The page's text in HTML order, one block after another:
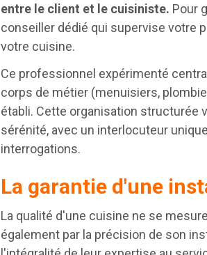
entre le client et le cuisiniste. Pour
conseiller dédié qui supervise votre
votre cuisine.
Ce professionnel expérimenté
corps de métier (menuisiers,
établi. Cette organisation structurée
sérénité, avec un interlocuteur
interrogations.
La garantie d'une
La qualité d'une cuisine ne se
également par la précision de son